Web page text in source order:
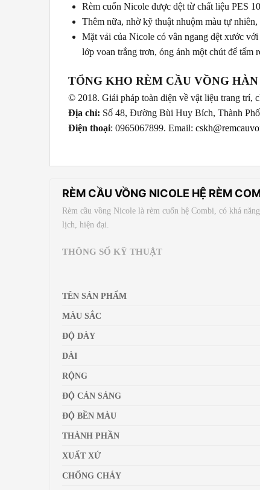
Rèm cuốn Nicole được dệt từ chất liệu PES
Thêm nữa, nhờ kỹ thuật nhuộm màu tự
Mặt vải của Nicole có vân ngang dệt xước
lớp voan trắng trơn, óng ánh một chút để tấm
TỔNG KHO RÈM CẦU VỒNG
© 2018. Giải pháp toàn diện về vật liệu trang trí,
Địa chỉ: Số 48, Đường Bùi Huy Bích, Thành
Điện thoại: 0965067899. Email:
RÈM CẦU VỒNG NICOLE HỆ RÈM
Rèm cầu vồng Nicole là rèm cuốn hệ Combi, có khả
lịch, hiện đại.
THÔNG SỐ KỸ THUẬT
TÊN SẢN PHẨM
MÀU SẮC
ĐỘ DÀY
DÀI
RỘNG
ĐỘ CẢN SÁNG
ĐỘ BỀN MÀU
THÀNH PHẦN
XUẤT XỨ
CHỐNG CHÁY